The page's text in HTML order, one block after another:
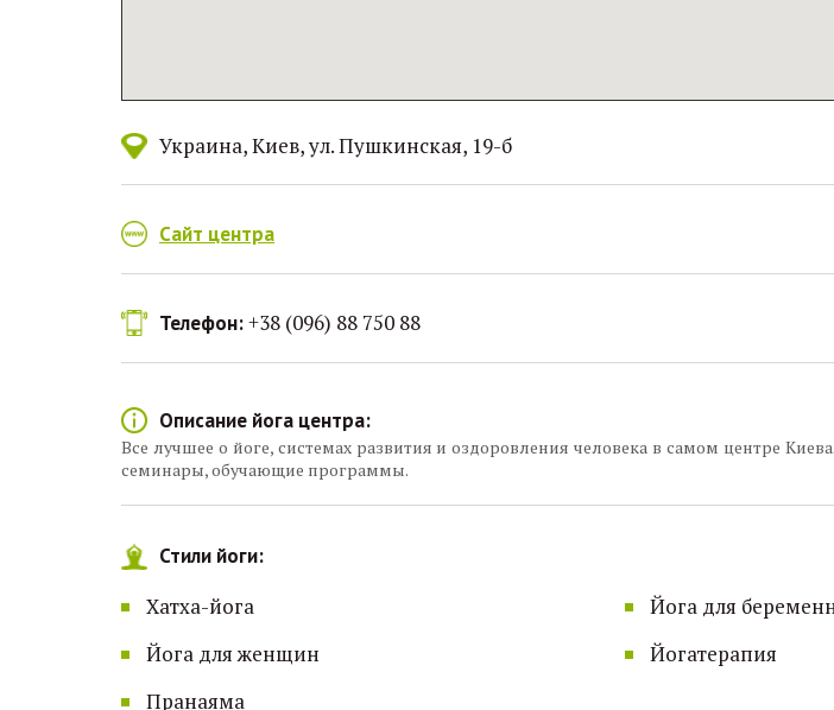
Украина Киев ул. Пушкинская, 19-б
Сайт центра
Телефон:+38 (096) 88 750 88
Описание йога центра:
Все лучшее о йоге, системах развития и оздоровления человека в самом центре
семинары, обучающие программы.
Стили йоги:
Хатха-йога
Йога для
Йога для женщин
Йогатерапия
Пранаяма